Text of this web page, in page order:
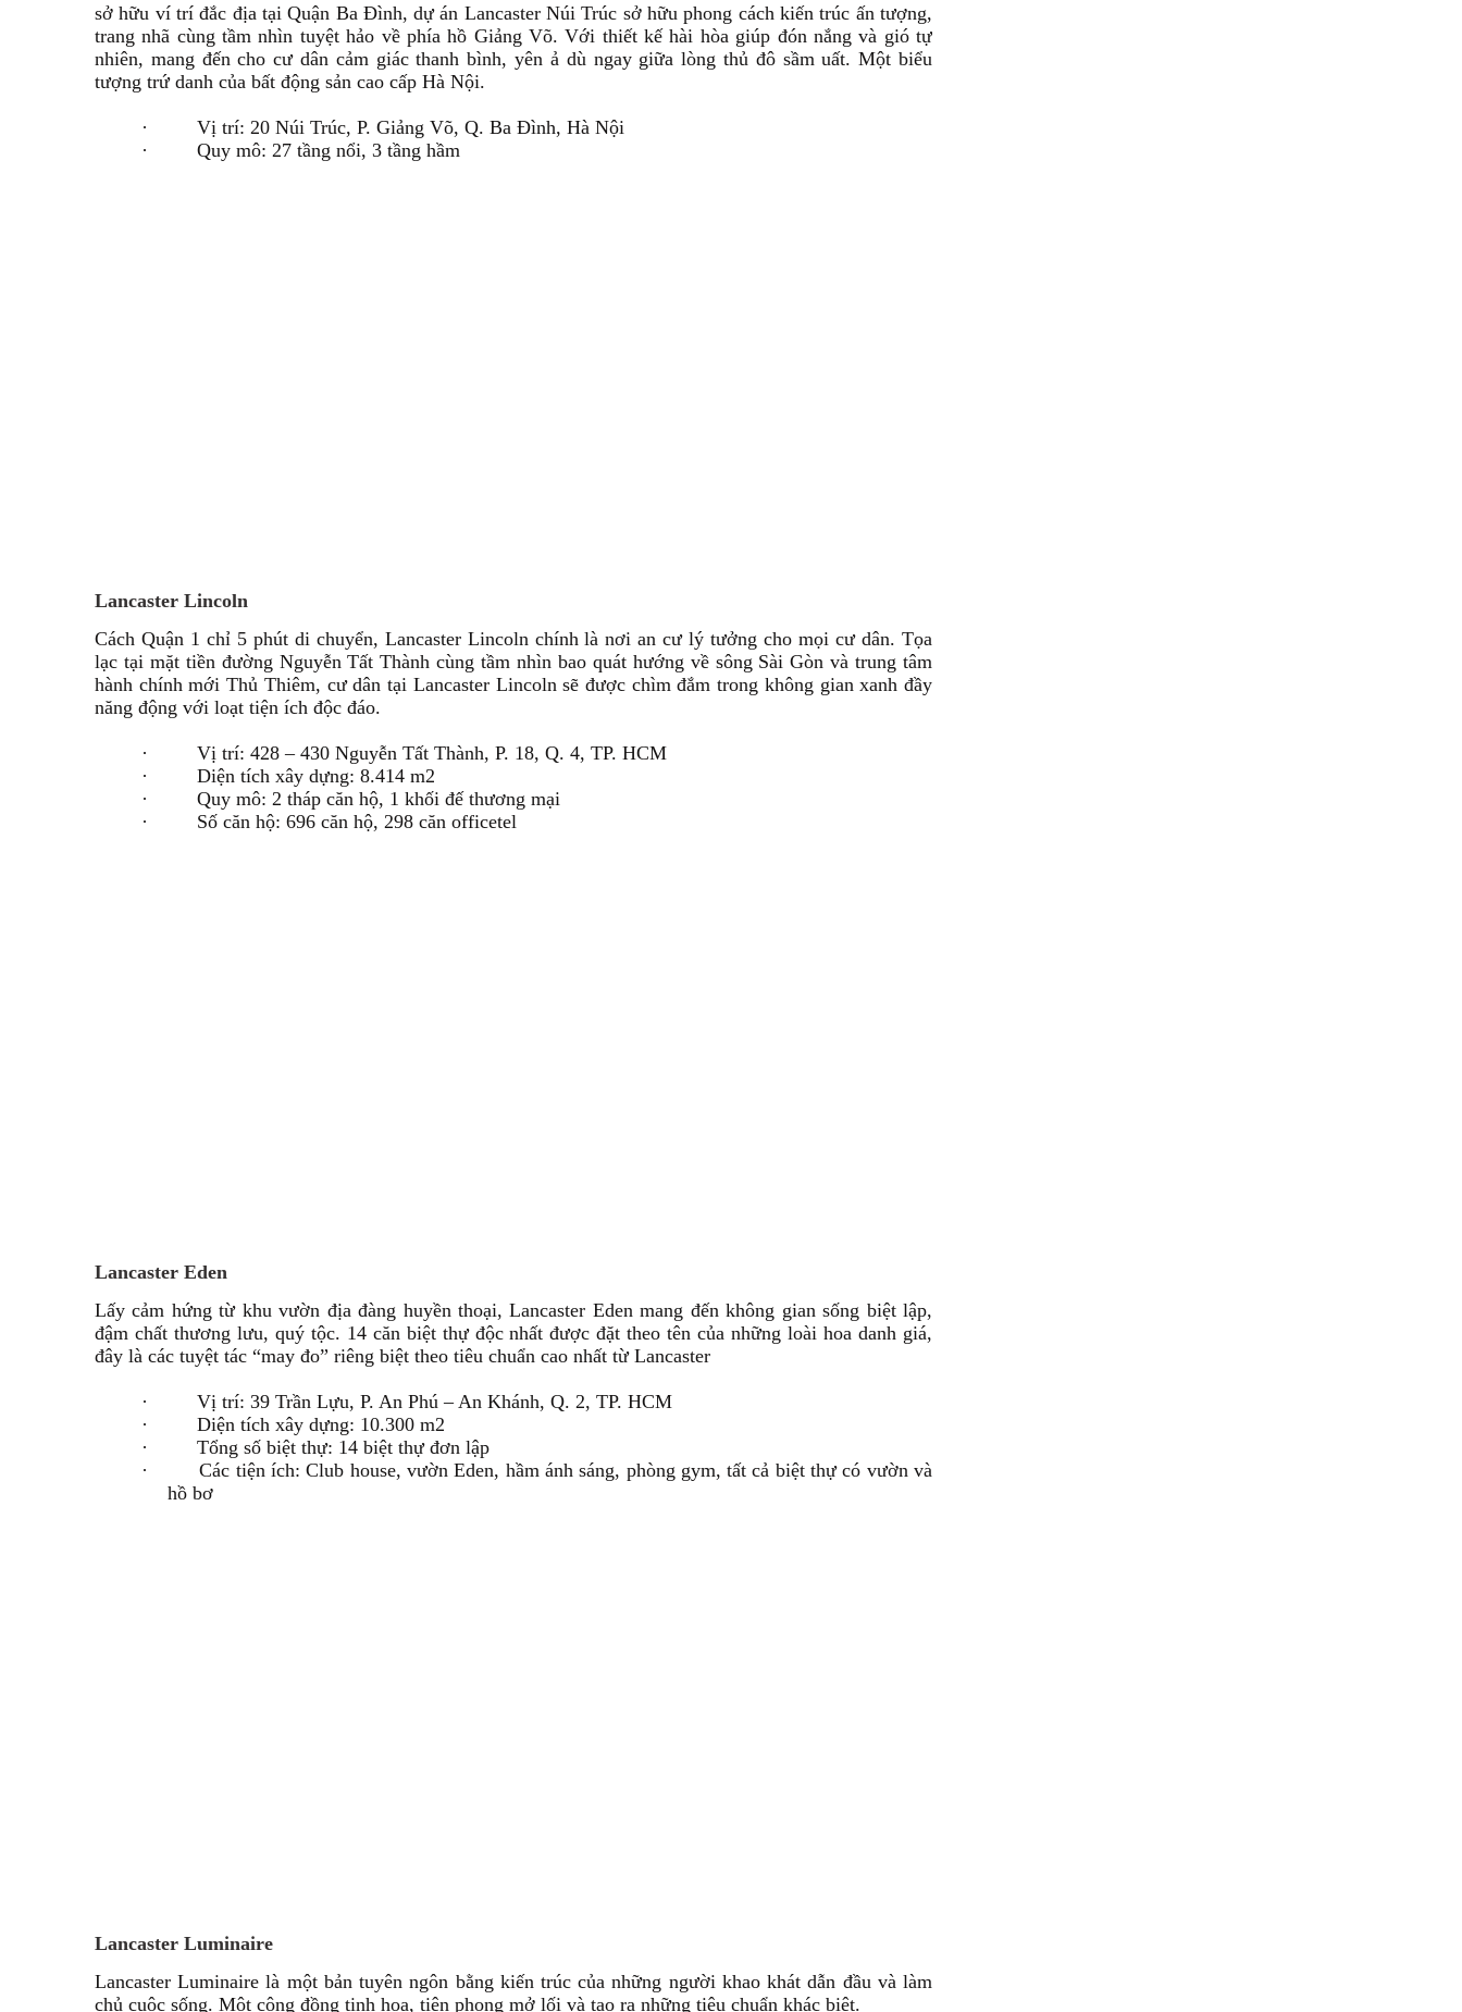
sở hữu ví trí đắc địa tại Quận Ba Đình, dự án Lancaster Núi Trúc sở hữu phong cách kiến trúc ấn tượng,
trang nhã cùng tầm nhìn tuyệt hảo về phía hồ Giảng Võ. Với thiết kế hài hòa giúp đón nắng và gió tự
nhiên, mang đến cho cư dân cảm giác thanh bình, yên ả dù ngay giữa lòng thủ đô sầm uất. Một biểu
tượng trứ danh của bất động sản cao cấp Hà Nội.
·
Vị trí: 20 Núi Trúc, P. Giảng Võ, Q. Ba Đình, Hà Nội
·
Quy mô: 27 tầng nổi, 3 tầng hầm
Lancaster Lincoln
Cách Quận 1 chỉ 5 phút di chuyển, Lancaster Lincoln chính là nơi an cư lý tưởng cho mọi cư dân. Tọa
lạc tại mặt tiền đường Nguyễn Tất Thành cùng tầm nhìn bao quát hướng về sông Sài Gòn và trung tâm
hành chính mới Thủ Thiêm, cư dân tại Lancaster Lincoln sẽ được chìm đắm trong không gian xanh đầy
năng động với loạt tiện ích độc đáo.
·
Vị trí: 428 – 430 Nguyễn Tất Thành, P. 18, Q. 4, TP. HCM
·
Diện tích xây dựng: 8.414 m2
·
Quy mô: 2 tháp căn hộ, 1 khối đế thương mại
·
Số căn hộ: 696 căn hộ, 298 căn officetel
Lancaster Eden
Lấy cảm hứng từ khu vườn địa đàng huyền thoại, Lancaster Eden mang đến không gian sống biệt lập,
đậm chất thương lưu, quý tộc. 14 căn biệt thự độc nhất được đặt theo tên của những loài hoa danh giá,
đây là các tuyệt tác “may đo” riêng biệt theo tiêu chuẩn cao nhất từ Lancaster
·
Vị trí: 39 Trần Lựu, P. An Phú – An Khánh, Q. 2, TP. HCM
·
Diện tích xây dựng: 10.300 m2
·
Tổng số biệt thự: 14 biệt thự đơn lập
·
Các tiện ích: Club house, vườn Eden, hầm ánh sáng, phòng gym, tất cả biệt thự có vườn và
hồ bơ
Lancaster Luminaire
Lancaster Luminaire là một bản tuyên ngôn bằng kiến trúc của những người khao khát dẫn đầu và làm
chủ cuộc sống. Một cộng đồng tinh hoa, tiên phong mở lối và tạo ra những tiêu chuẩn khác biệt.